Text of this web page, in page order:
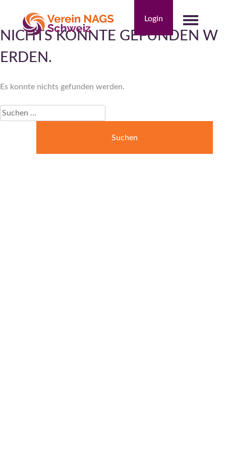
content
NAGS
Login
NICHTS KONNTE GEFUNDEN W
ERDEN.
Es konnte nichts gefunden werden.
Suchen
nach: